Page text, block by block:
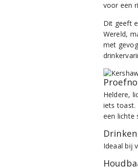
voor een
Dit geeft
Wereld,
met
Heldere,
iets toast.
een lichte
Ideaal bij